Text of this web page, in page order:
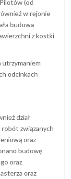
(od
w rejonie
budowa
z kostki
utrzymaniem
odcinkach
dział
robót związanych
oraz
budowę
oraz
oraz